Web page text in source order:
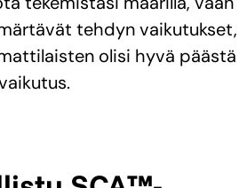
tehdyn vaikutukset,
olisi hyvä päästä